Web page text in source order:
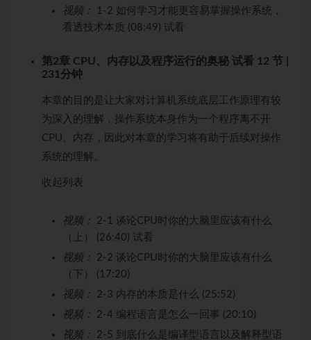
视频：
1-2 如何学习才能更容易掌握操作系统，
看透技术本质 (08:49) 试看
第2章 CPU、内存以及程序运行的奥秘 试看 12 节 |
231分钟
本章的目的是让大家对计算机系统底层工作原理有较
为深入的理解，操作系统本身作为一个程序离不开
CPU、内存，因此对本章的学习将有助于后续对操作
系统的理解。
收起列表
视频：
2-1 谈论CPU时你的大脑里应该有什么
（上） (26:40) 试看
视频：
2-2 谈论CPU时你的大脑里应该有什么
（下） (17:20)
视频：
2-3 内存的本质是什么 (25:52)
视频：
2-4 编程语言是怎么一回事 (20:10)
视频：
2-5 到底什么是编译型语言以及解释型语